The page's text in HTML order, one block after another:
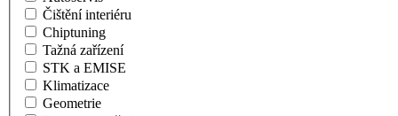
Čištění interiéru
Chiptuning
Tažná zařízení
STK a EMISE
Klimatizace
Geometrie